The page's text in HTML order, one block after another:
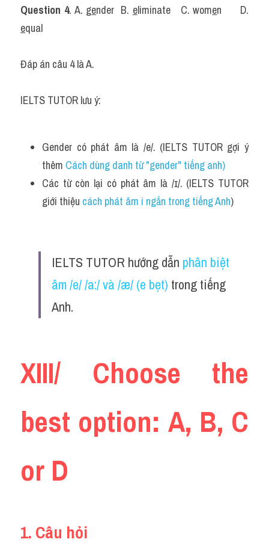
Question 4. A. ge nder	B. e liminate	C. wome
equal
Đáp án câu 4 là A.
IELTS TUTOR lưu ý:
Gender có phát âm là /e/. (IELTS TUTOR gợi ý
thêm Cách dùng danh từ "gender" tiếng anh)
Các từ còn lại có phát âm là /ɪ/. (IELTS TUTOR
giới thiệu cách phát âm i ngắn trong tiếng Anh)
IELTS TUTOR hướng dẫn phân biệt
âm /e/ /a:/ và /æ/ (e bẹt) trong tiếng
Anh.
XIII/ Choose the
best option: A, B, C
or D
1. Câu hỏi